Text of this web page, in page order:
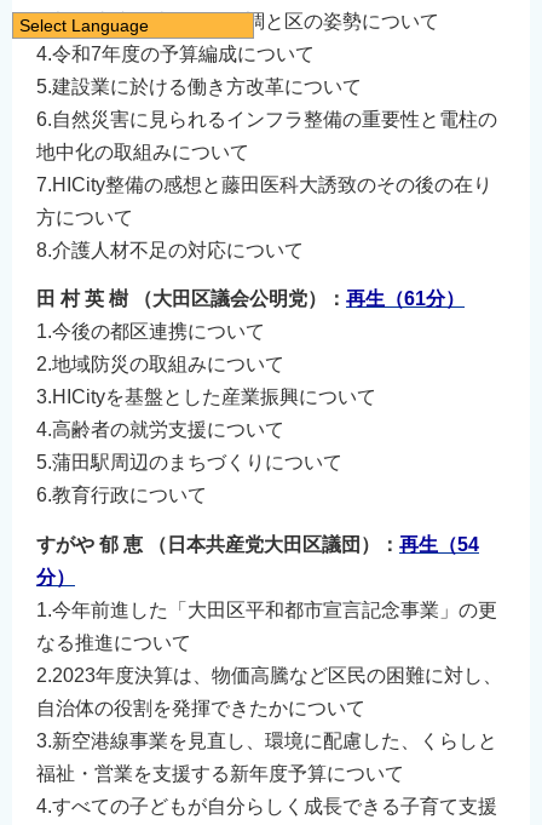
3.都区連携を踏まえた財調と区の姿勢について
4.令和7年度の予算編成について
5.建設業に於ける働き方改革について
6.自然災害に見られるインフラ整備の重要性と電柱の
地中化の取組みについて
7.HICity整備の感想と藤田医科大誘致のその後の在り
方について
8.介護人材不足の対応について
田 村 英 樹 （大田区議会公明党）： 再生（61分）
1.今後の都区連携について
2.地域防災の取組みについて
3.HICityを基盤とした産業振興について
4.高齢者の就労支援について
5.蒲田駅周辺のまちづくりについて
6.教育行政について
すがや 郁 恵 （日本共産党大田区議団）： 再生（54
分）
1.今年前進した「大田区平和都市宣言記念事業」の更
なる推進について
2.2023年度決算は、物価高騰など区民の困難に対し、
自治体の役割を発揮できたかについて
3.新空港線事業を見直し、環境に配慮した、くらしと
福祉・営業を支援する新年度予算について
4.すべての子どもが自分らしく成長できる子育て支援
Select Language
日本語
English
简体中文
한국어
नेपाली